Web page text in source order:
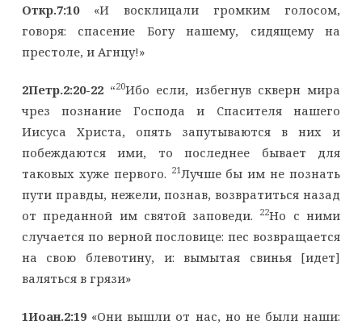
Откр.7:10«И восклицали громким голосом,
говоря: спасение Богу нашему, сидящему на
престоле, и Агнцу!»
2Петр.2:20-22“20Ибо если, избегнув скверн мира
чрез познание Господа и Спасителя нашего
Иисуса Христа, опять запутываются в них и
побеждаются ими, то последнее бывает для
таковых хуже первого. 21Лучше бы им не познать
пути правды, нежели, познав, возвратиться назад
от преданной им святой заповеди.
22Но с ними
случается по верной пословице: пес возвращается
на свою блевотину, и: вымытая свинья [идет]
валяться в грязи»
1Иоан.2:19«Они вышли от нас, но не были наши: